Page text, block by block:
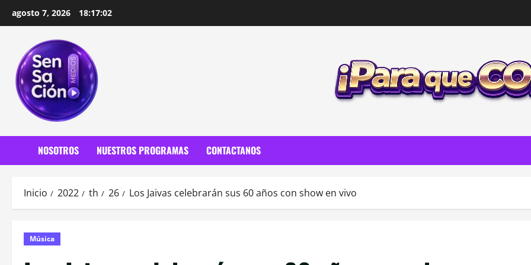
agosto 7, 2026 18:17:04
NOSOTROS NUESTROS PROGRAMAS CONTACTANOS
Inicio 2022 th 26 Los Jaivas celebrarán sus 60 años con show en vivo
Música